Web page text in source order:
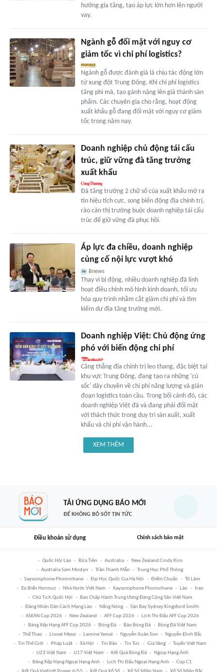
hướng gia tăng, tạo áp lực lớn hơn lên người
vay.
Ngành gỗ đối mặt với nguy cơ
giảm tốc vì chi phí logistics?
Ngành gỗ được đánh giá là chịu tác động lớn
từ xung đột Trung Đông. Khi chi phí logistics
tăng phi mã, tạo gánh nặng lên giá thành sản
phẩm. Các chuyên gia cho rằng, hoạt động
xuất khẩu gỗ đang đối mặt với nguy cơ giảm
tốc trong năm nay.
Doanh nghiệp chủ động tái cấu
trúc, giữ vững đà tăng trưởng
xuất khẩu
Đà tăng trưởng 2 chữ số của xuất khẩu mở ra
tín hiệu tích cực, song biến động địa chính trị,
rào cản thị trường buộc doanh nghiệp tái cấu
trúc để giữ vững đà phục hồi.
Áp lực đa chiều, doanh nghiệp
củng cố nội lực vượt khó
Bnews
Thay vì bị động, nhiều doanh nghiệp đã linh
hoạt điều chỉnh mô hình kinh doanh, tối ưu
hóa quy trình nhằm cắt giảm chi phí và tìm
kiếm dư địa tăng trưởng mới.
Doanh nghiệp Việt: Chủ động ứng
phó với biến động chi phí
Căng thẳng địa chính trị leo thang, đặc biệt tại
khu vực Trung Đông, đang tạo ra những 'cú
sốc' dây chuyền về chi phí năng lượng và gián
đoạn logistics toàn cầu. Trong bối cảnh đó, các
doanh nghiệp Việt đã và đang phải đối mặt
với thách thức trong duy trì sản xuất, xuất
khẩu và chi phí vận hành...
XEM THÊM
TẢI ỨNG DỤNG BÁO MỚI
ĐỂ KHÔNG BỎ SÓT TIN TỨC
Điều khoản sử dụng Chính sách bảo mật
Quốc Hội Lào Rửa Tiền Australia
New Zealand Cindy Kiro
Australia Sam Mostyn
Trần Thanh Mẫn
Trung Học Phổ Thông
Saysomphone Phomvihane
Đại Học Quốc Gia Hà Nội Điểm Chuẩn
Tô Lâm
Eo Biển Hormuz
Nhà Nước Việt Nam Xaysomphone Phomvihane Lào
Iran
Chủ Tịch Quốc Hội
Ban Chấp Hành Trung Ương Đảng Cộng Sản Việt Nam
Đảng Nhân Dân Cách Mạng Lào
Nắng Nóng
Sân Bay Sydney Kingsford Smith
ASEAN Cup 2026
New Zealand AFF Cup 2026
Lịch Thi Đấu AFF Cup 2026
Bảng Xếp Hạng AFF Cup 2026
Bóng Đá Báo Bóng Đá
Bóng Đá Việt Nam
Thể Thao
Lionel Messi Lamine Yamal Nguyễn Xuân Son
Nguyễn Đình Bắc
Tin Thế Giới
Pháp Luật Xã Hội Tin Bão Tin Tức Giá Vàng
Tuyển Việt Nam
U23 Việt Nam
U17 Việt Nam Kết Quả Bóng Đá
Ngoại Hạng Anh
Bảng Xếp Hạng Ngoại Hạng Anh
Lịch Thi Đấu Ngoại Hạng Anh
Cúp C1
Kết Quả Vietlott Power 6/55
Kết Quả Xổ Số Xổ Số Miền Nam Xổ Số Miền Bắc